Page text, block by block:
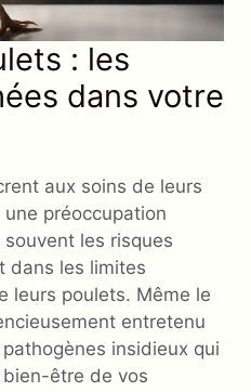
: les
dans votre
aux soins de leurs
préoccupation
les risques
dans les limites
leurs poulets. Même le
entretenu
insidieux qui
être de vos